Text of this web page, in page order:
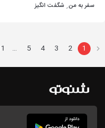
سفر به من ِ شگفت انگیز
1
2
3
4
5
…